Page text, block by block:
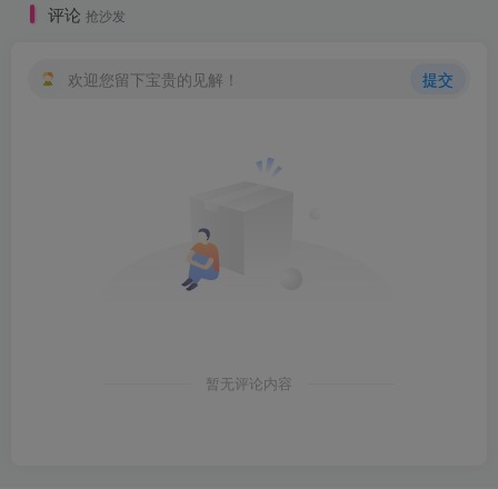
评论 抢沙发
欢迎您留下宝贵的见解！ 提交
暂无评论内容